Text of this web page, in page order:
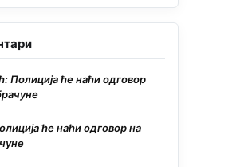
Полиција ће наћи одговор
ће наћи одговор на